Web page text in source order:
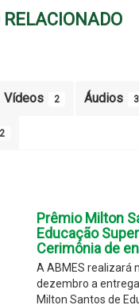
RELACIONADO
Vídeos 2 Áudios 3
2
Prêmio Milton
Educação
Cerimônia de
A ABMES realizará
dezembro a
Milton Santos de